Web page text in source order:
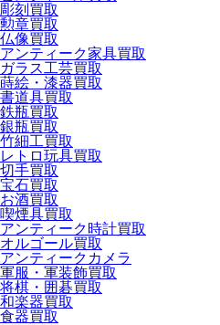
彫刻買取
勲章買取
仏像買取
アンティーク家具買取
ガラス工芸買取
蒔絵・漆器買取
書道具買取
鉄瓶買取
銀瓶買取
竹細工買取
レトロ玩具買取
切手買取
宝石買取
お酒買取
喫煙具買取
アンティーク時計買取
オルゴール買取
アンティークカメラ
軍服・軍装飾買取
将棋・囲碁買取
和楽器買取
食器買取